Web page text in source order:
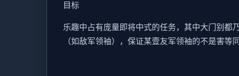
目标
乐趣中占有庞量即将中式的任务，其中大门别都
（如敌军领袖），保证某壹友军领袖的不是害等同